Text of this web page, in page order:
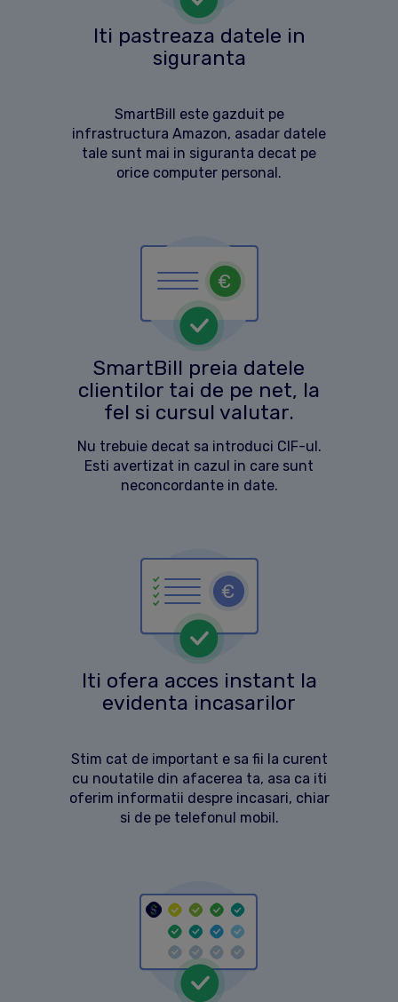
Iti pastreaza datele in
siguranta
SmartBill este gazduit pe
infrastructura Amazon, asadar datele
tale sunt mai in siguranta decat pe
orice computer personal.
SmartBill preia datele
clientilor tai de pe net, la
fel si cursul valutar.
Nu trebuie decat sa introduci CIF-ul.
Esti avertizat in cazul in care sunt
neconcordante in date.
Iti ofera acces instant la
evidenta incasarilor
Stim cat de important e sa fii la curent
cu noutatile din afacerea ta, asa ca iti
oferim informatii despre incasari, chiar
si de pe telefonul mobil.